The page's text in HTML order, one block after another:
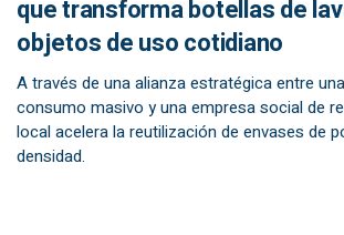
que transforma botellas de
objetos de uso cotidiano
A través de una alianza estratégica entre
consumo masivo y una empresa social de
local acelera la reutilización de envases de
densidad.